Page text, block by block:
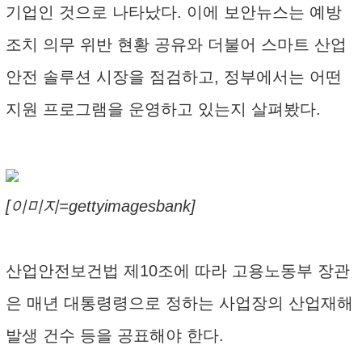
기업인 것으로 나타났다. 이에 보안뉴스는 예방
조치 의무 위반 현황 공유와 더불어 스마트 산업
안전 솔루션 시장을 점검하고, 정부에서는 어떤
지원 프로그램을 운영하고 있는지 살펴봤다.
[이미지=gettyimagesbank]
산업안전보건법 제10조에 따라 고용노동부 장관
은 매년 대통령령으로 정하는 사업장의 산업재해
발생 건수 등을 공표해야 한다.